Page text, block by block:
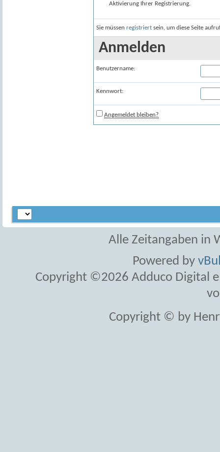
Aktivierung Ihrer Registrierung.
Sie müssen registriert sein, um diese Seite
Anmelden
Benutzername:
Kennwort:
Angemeldet bleiben?
Alle Zeitangaben in
Powered by
Copyright ©2026 Adduco Digital
Copyright © by